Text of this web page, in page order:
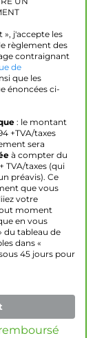
j'accepte les
règlement des
contraignant
de
que les
énoncées ci-
: le montant
+TVA/taxes
sera
à compter du
+ TVA/taxes (qui
préavis). Ce
que vous
votre
moment
en vous
du tableau de
dans «
45 jours pour